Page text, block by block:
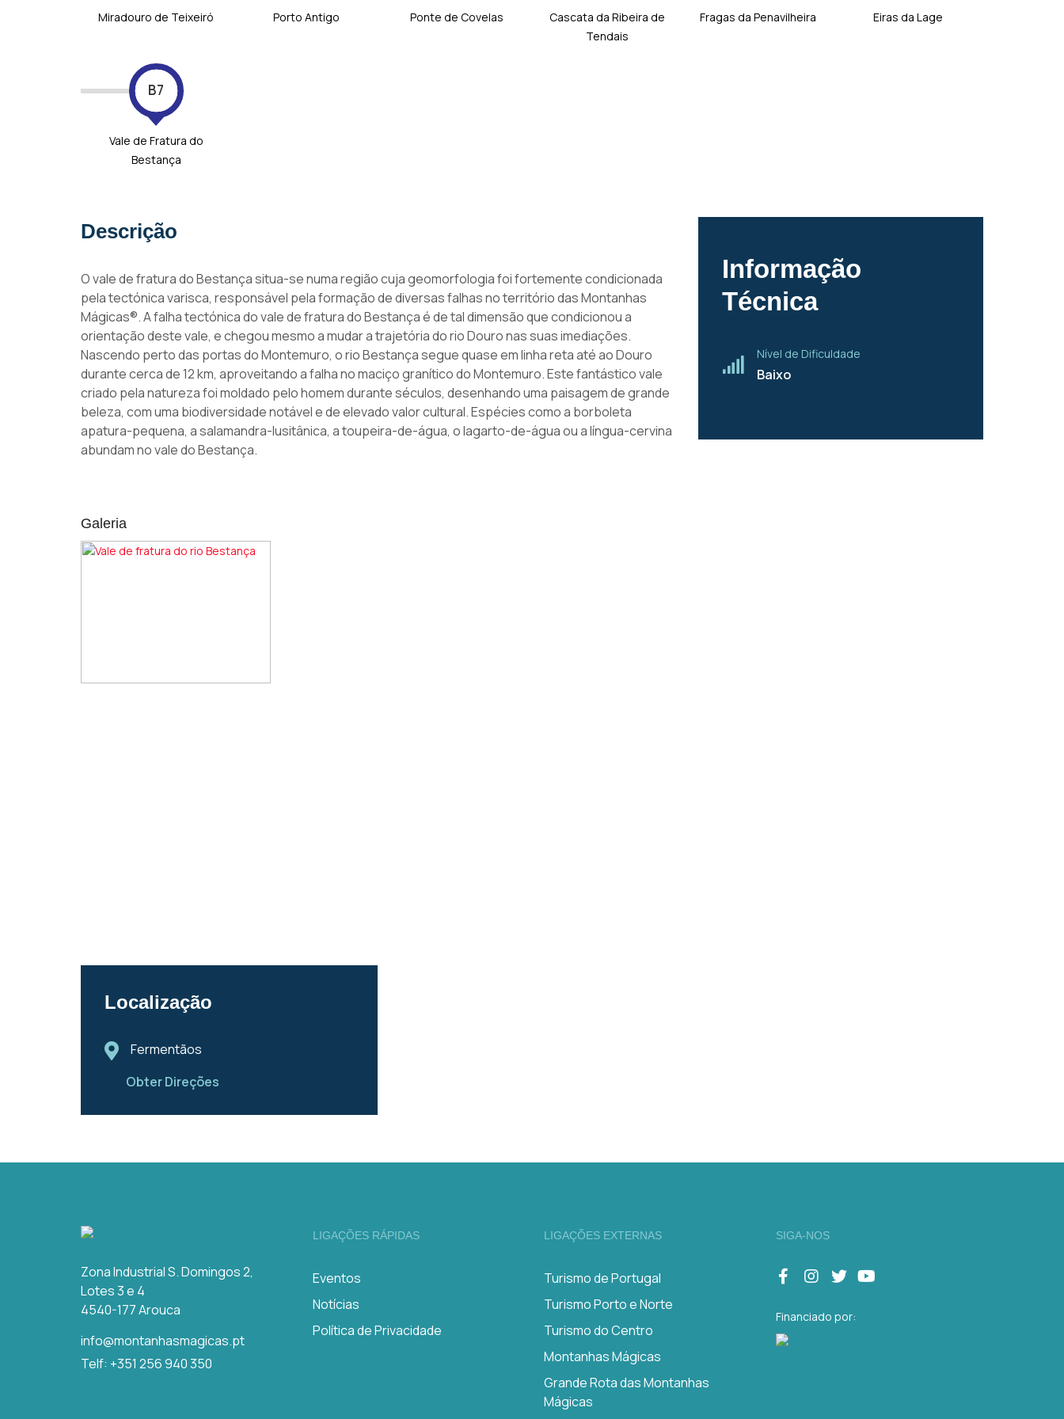
Miradouro de Teixeiró Porto Antigo Ponte de Covelas
Cascata da Ribeira de
Tendais
Fragas da Penavilheira Eiras da Lage
B7
Vale de Fratura do
Bestança
Descrição
O vale de fratura do Bestança situa-se numa região cuja geomorfologia foi fortemente condicionada
pela tectónica varisca, responsável pela formação de diversas falhas no território das Montanhas
Mágicas®. A falha tectónica do vale de fratura do Bestança é de tal dimensão que condicionou a
orientação deste vale, e chegou mesmo a mudar a trajetória do rio Douro nas suas imediações.
Nascendo perto das portas do Montemuro, o rio Bestança segue quase em linha reta até ao Douro
durante cerca de 12 km, aproveitando a falha no maciço granítico do Montemuro. Este fantástico vale
criado pela natureza foi moldado pelo homem durante séculos, desenhando uma paisagem de grande
beleza, com uma biodiversidade notável e de elevado valor cultural. Espécies como a borboleta
apatura-pequena, a salamandra-lusitânica, a toupeira-de-água, o lagarto-de-água ou a língua-cervina
abundam no vale do Bestança.
Galeria
Localização
Fermentãos
Obter Direções
Informação
Técnica
Nível de Dificuldade
Baixo
Zona Industrial S. Domingos 2,
Lotes 3 e 4
4540-177 Arouca
info@montanhasmagicas.pt
Telf: +351 256 940 350
LIGAÇÕES RÁPIDAS
Eventos
Notícias
Política de Privacidade
LIGAÇÕES EXTERNAS
Turismo de Portugal
Turismo Porto e Norte
Turismo do Centro
Montanhas Mágicas
Grande Rota das Montanhas
Mágicas
SIGA-NOS
Financiado por: